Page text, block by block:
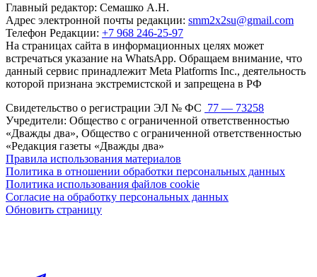
Главный редактор: Семашко А.Н.
Адрес электронной почты редакции: smm2x2su@gmail.com
Телефон Редакции: +7 968 246-25-97
На страницах сайта в информационных целях может
встречаться указание на WhatsApp. Обращаем внимание, что
данный сервис принадлежит Meta Platforms Inc., деятельность
которой признана экстремистской и запрещена в РФ
Свидетельство о регистрации ЭЛ № ФС 77 — 73258
Учредители: Общество с ограниченной ответственностью
«Дважды два», Общество с ограниченной ответственностью
«Редакция газеты «Дважды два»
Правила использования материалов
Политика в отношении обработки персональных данных
Политика использования файлов cookie
Согласие на обработку персональных данных
Обновить страницу